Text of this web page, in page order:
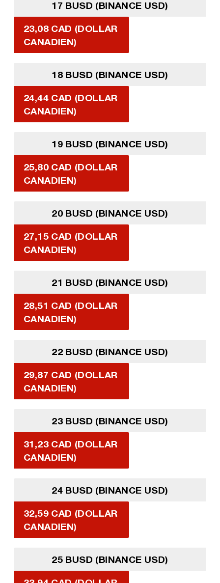
17 BUSD (BINANCE USD)
23,08 CAD (DOLLAR
CANADIEN)
18 BUSD (BINANCE USD)
24,44 CAD (DOLLAR
CANADIEN)
19 BUSD (BINANCE USD)
25,80 CAD (DOLLAR
CANADIEN)
20 BUSD (BINANCE USD)
27,15 CAD (DOLLAR
CANADIEN)
21 BUSD (BINANCE USD)
28,51 CAD (DOLLAR
CANADIEN)
22 BUSD (BINANCE USD)
29,87 CAD (DOLLAR
CANADIEN)
23 BUSD (BINANCE USD)
31,23 CAD (DOLLAR
CANADIEN)
24 BUSD (BINANCE USD)
32,59 CAD (DOLLAR
CANADIEN)
25 BUSD (BINANCE USD)